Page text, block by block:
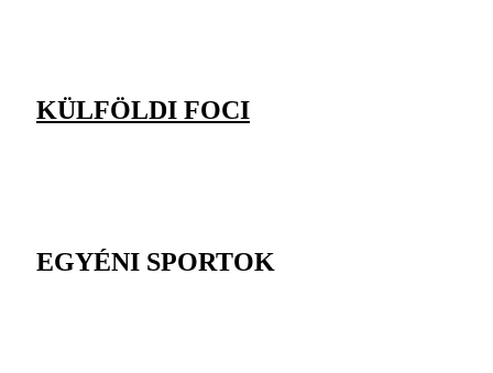
KÜLFÖLDI FOCI
EGYÉNI SPORTOK